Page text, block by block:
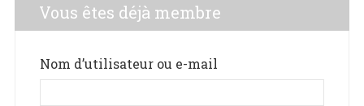
Vous êtes déjà membre
Nom d’utilisateur ou e-mail